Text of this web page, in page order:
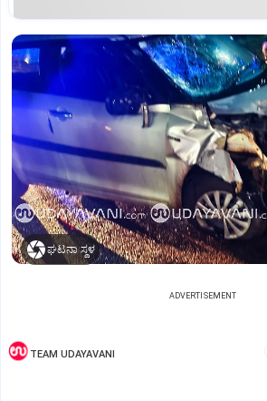
ಘಟನಾ ಸ್ಥಳ
ADVERTISEMENT
TEAM UDAYAVANI